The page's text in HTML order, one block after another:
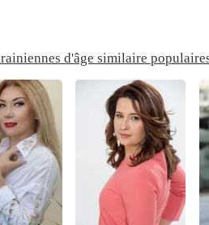
d'âge similaire